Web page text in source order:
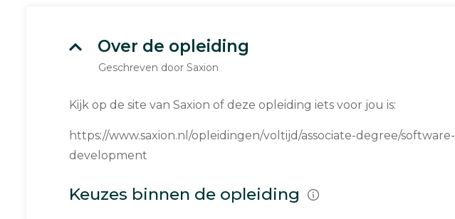
Over de opleiding
Geschreven door Saxion
Kijk op de site van Saxion of deze opleiding iets voor jou is:
https://www.saxion.nl/opleidingen/voltijd/associate-degree/software-
development
Keuzes binnen de opleiding